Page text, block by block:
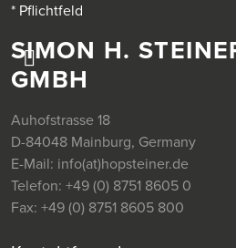
SIMON H.
GMBH
Auhofstrasse 18
D-84048 Mainburg, Germany
E-Mail: info(at)hopsteiner.de
Telefon: +49 (0) 8751 8605 0
Fax: +49 (0) 8751 8605 800
* Pflichtfeld